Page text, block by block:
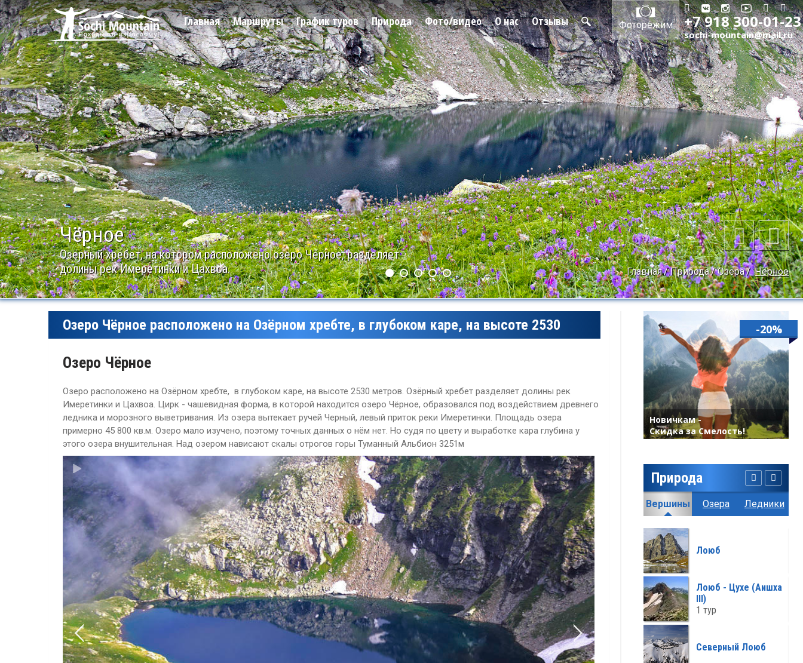
Главная Маршруты График туров Природа Фото/видео О нас Отзывы Фоторежим +7 918 300-01-23
sochi-mountain@mail.ru
Чёрное
Озёрный хребет, на котором расположено озеро Чёрное, разделяет
долины рек Имеретинки и Цахвоа.
Главная Природа Озера Чёрное
Озеро Чёрное расположено на Озёрном хребте, в глубоком каре, на высоте 2530
метров
Озеро Чёрное
Озеро расположено на Озёрном хребте, в глубоком каре, на высоте 2530 метров. Озёрный хребет разделяет долины рек
Имеретинки и Цахвоа. Цирк - чашевидная форма, в которой находится озеро Чёрное, образовался под воздействием древнего
ледника и морозного выветривания. Из озера вытекает ручей Черный, левый приток реки Имеретинки. Площадь озера
примерно 45 800 кв.м. Озеро мало изучено, поэтому точных данных о нём нет. Но судя по цвету и выработке кара глубина у
этого озера внушительная. Над озером нависают скалы отрогов горы Туманный Альбион 3251м
Новичкам -
Скидка за Смелость!
-20%
Природа
Леса География Вершины Озера Ледники
все климат >>>
Лоюб
Лоюб - Цухе (Аишха
III)
1 тур
Северный Лоюб